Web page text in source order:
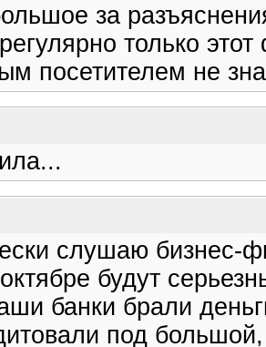
за
только
посетителем не
слушаю бизнес-
будут
банки брали
под